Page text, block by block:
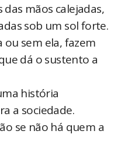
mãos calejadas,
sob um sol forte.
ou sem ela, fazem
dá o sustento a
história
a sociedade.
se não há quem a